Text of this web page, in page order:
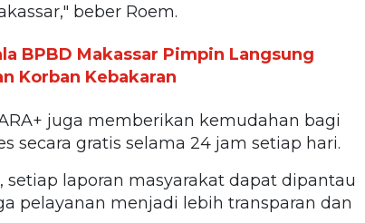
beber Roem.
BPBD Makassar Pimpin Langsung
Korban Kebakaran
juga memberikan kemudahan bagi
secara gratis selama 24 jam setiap hari.
laporan masyarakat dapat dipantau
pelayanan menjadi lebih transparan dan